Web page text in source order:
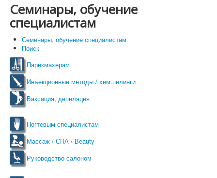
Семинары, обучение
специалистам
Семинары, обучение специалистам
Поиск
Парикмахерам
Инъекционные методы / хим.пилинги
Ваксация, депиляция
Ногтевым специалистам
Массаж / СПА / Beauty
Руководство салоном